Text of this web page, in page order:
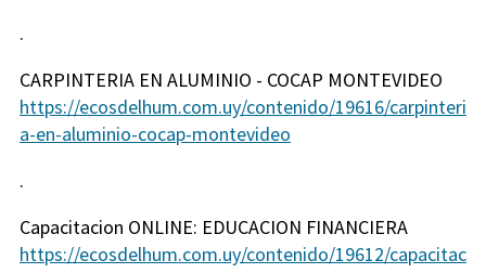
.
CARPINTERIA EN ALUMINIO - COCAP MONTEVIDEO
https://ecosdelhum.com.uy/contenido/19616/carpinteri
a-en-aluminio-cocap-montevideo
.
Capacitacion ONLINE: EDUCACION FINANCIERA
https://ecosdelhum.com.uy/contenido/19612/capacitac